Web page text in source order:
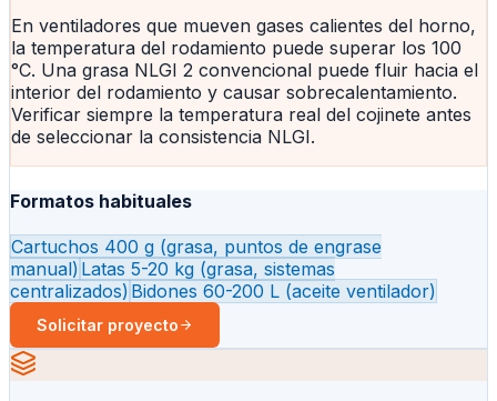
En ventiladores que mueven gases calientes del horno,
la temperatura del rodamiento puede superar los 100
°C. Una grasa NLGI 2 convencional puede fluir hacia el
interior del rodamiento y causar sobrecalentamiento.
Verificar siempre la temperatura real del cojinete antes
de seleccionar la consistencia NLGI.
Formatos habituales
Cartuchos 400 g (grasa, puntos de engrase
manual) Latas 5-20 kg (grasa, sistemas
centralizados) Bidones 60-200 L (aceite ventilador)
Solicitar proyecto